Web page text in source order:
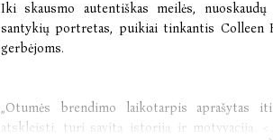
Iki skausmo autentiškas meilės,
santykių portretas, puikiai tinkantis Colleen
gerbėjoms.
„Otumės brendimo laikotarpis aprašytas
atskleisti, turi savitą istoriją ir motyvaciją.